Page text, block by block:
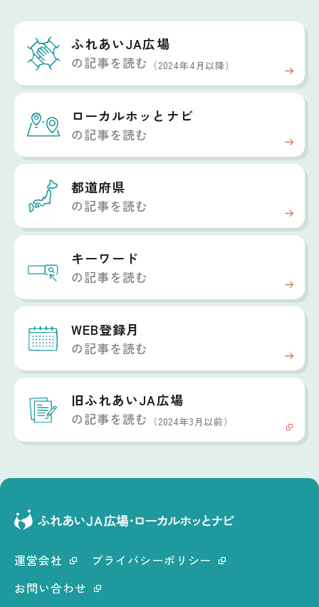
ふれあいJA広場
の記事を読む （2024年4月以降）
ローカルホッと ナビ
の記事を読む
都道府県
の記事を読む
キーワード
の記事を読む
WEB登録月
の記事を読む
旧ふれあいJA広場
の記事を読む （2024年3月以前）
運営会社
プライバシーポリシー
お問い合わせ